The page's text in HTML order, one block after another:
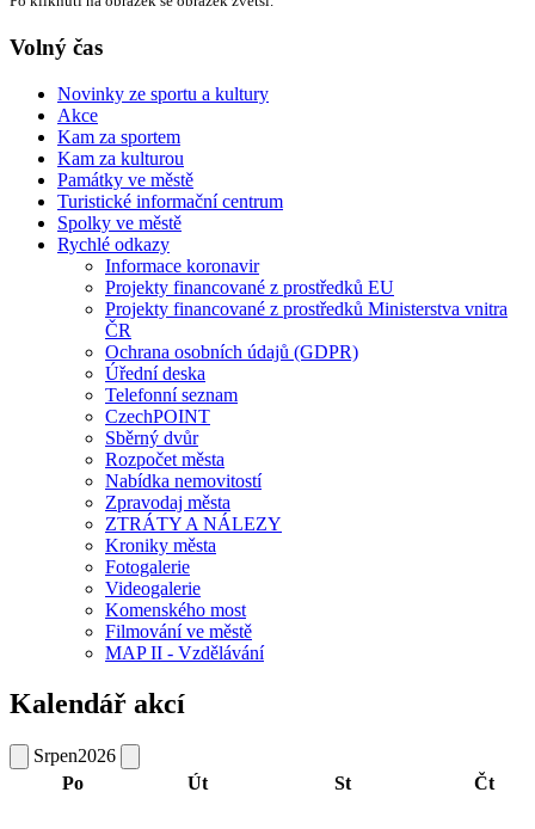
Volný čas
Novinky ze sportu a kultury
Akce
Kam za sportem
Kam za kulturou
Památky ve městě
Turistické informační centrum
Spolky ve městě
Rychlé odkazy
Informace koronavir
Projekty financované z prostředků EU
Projekty financované z prostředků Ministerstva vnitra
ČR
Ochrana osobních údajů (GDPR)
Úřední deska
Telefonní seznam
CzechPOINT
Sběrný dvůr
Rozpočet města
Nabídka nemovitostí
Zpravodaj města
ZTRÁTY A NÁLEZY
Kroniky města
Fotogalerie
Videogalerie
Komenského most
Filmování ve městě
MAP II - Vzdělávání
Kalendář akcí
Srpen2026
Po
Út St Čt